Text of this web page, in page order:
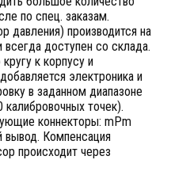
по спец. заказам.
давления) производится на
доступен со склада.
к корпусу и
электроника и
в заданном диапазоне
точек).
коннекторы: mPm
вывод. Компенсация
происходит через